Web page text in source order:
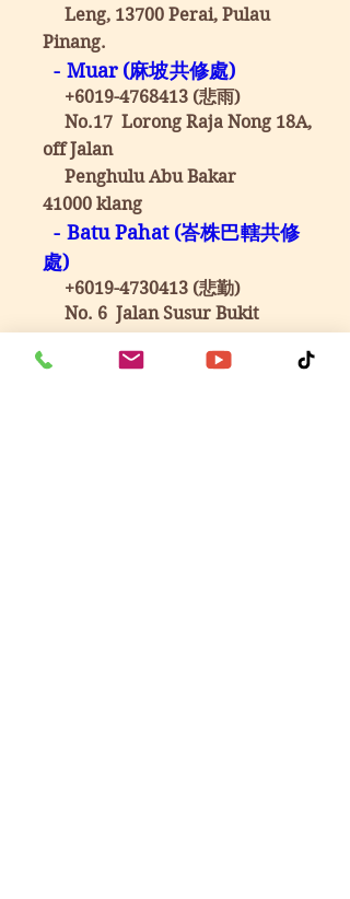
Leng, 13700 Perai, Pulau
Pinang.
- Muar (麻坡共修處)
+6019-4768413 (悲雨)
No.17 Lorong Raja Nong 18A,
off Jalan
Penghulu Abu Bakar
41000 klang
- Batu Pahat (峇株巴轄共修
處)
+6019-4730413 (悲勤)
No. 6 Jalan Susur Bukit
83000 Batu